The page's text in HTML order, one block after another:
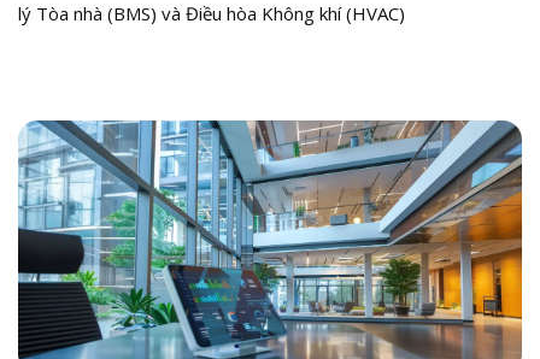
lý Tòa nhà (BMS) và Điều hòa Không khí (HVAC)